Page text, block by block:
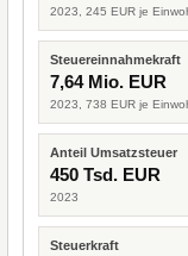
2023, 245 EUR je
Steuereinnahmekraft
7,64 Mio. EUR
2023, 738 EUR je
Anteil Umsatzsteuer
450 Tsd. EUR
2023
Steuerkraft